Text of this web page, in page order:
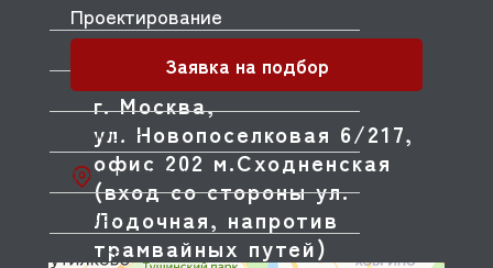
MODULINE
MONO
MONOLITH
MORELLO FORNI
MORETTI
MORICE
г. Москва,
ул. Новопоселковая 6/217,
офис 202 м.Сходненская
(вход со стороны ул.
Лодочная, напротив
трамвайных путей)
Проектирование
Заявка на подбор